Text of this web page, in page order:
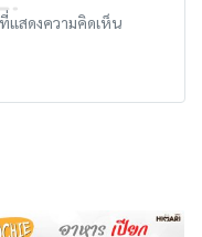
แสดงความคิดเห็น